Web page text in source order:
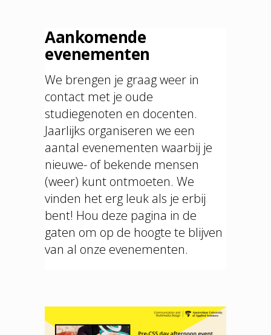
Aankomende
evenementen
We brengen je graag weer in
contact met je oude
studiegenoten en docenten.
Jaarlijks organiseren we een
aantal evenementen waarbij je
nieuwe- of bekende mensen
(weer) kunt ontmoeten. We
vinden het erg leuk als je erbij
bent! Hou deze pagina in de
gaten om op de hoogte te blijven
van al onze evenementen.